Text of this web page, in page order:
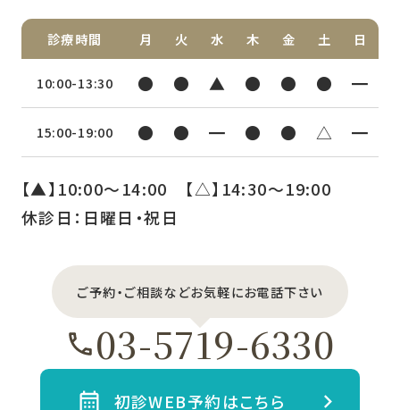
診療時間 月 火 水 木 金 土 日
10:00-13:30 ● ● ▲ ● ● ● ━
15:00-19:00 ● ● ━ ● ● △ ━
【▲】10:00〜14:00 【△】14:30〜19:00
休診日：日曜日・祝日
ご予約・ご相談などお気軽にお電話下さい
03-5719-6330
初診WEB予約はこちら